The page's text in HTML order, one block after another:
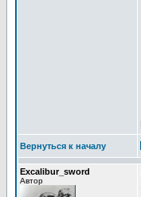
Вернуться к началу
Excalibur_sword
Автор